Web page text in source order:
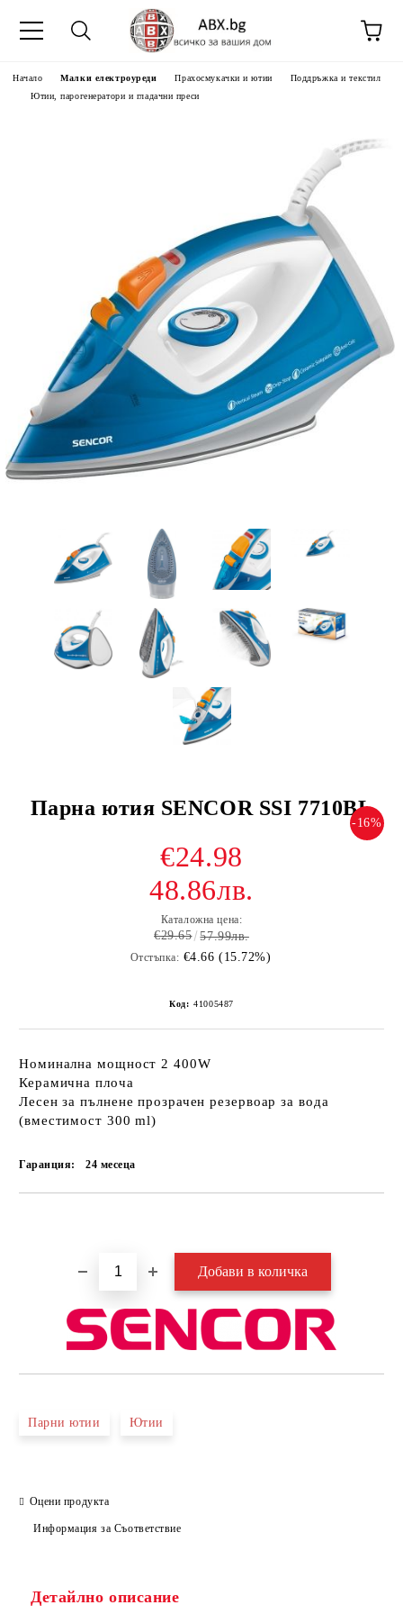
Начало Малки електроуреди Прахосмукачки и ютии
Поддръжка и текстил
Ютии, парогенератори и гладачни преси
Парна ютия SENCOR SSI 7710BL
-16%
€24.98
48.86лв.
Каталожна цена:
€29.65 57.99лв.
Отстъпка: €4.66 (15.72%)
Код: 41005487
Номинална мощност 2 400W
Керамична плоча
Лесен за пълнене прозрачен резервоар за вода
(вместимост 300 ml)
Гаранция: 24 месеца
Парни ютии Ютии
Оцени продукта
Информация за Съответствие
Детайлно описание